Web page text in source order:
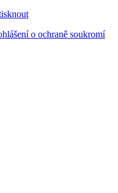
o ochraně soukromí